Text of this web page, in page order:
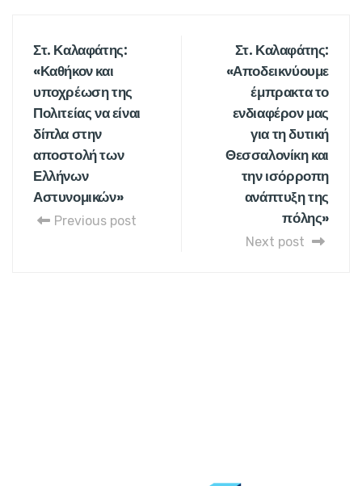
Στ. Καλαφάτης:
«Καθήκον και
υποχρέωση της
Πολιτείας να είναι
δίπλα στην
αποστολή των
Ελλήνων
Αστυνομικών»
Previous post
Στ. Καλαφάτης:
«Αποδεικνύουμε
έμπρακτα το
ενδιαφέρον μας
για τη δυτική
Θεσσαλονίκη και
την ισόρροπη
ανάπτυξη της
πόλης»
Next post